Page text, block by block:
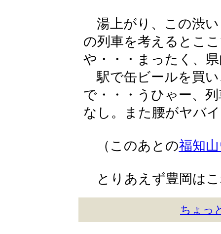
湯上がり、この渋
の列車を考えるとこ
や・・・まったく、
駅で缶ビールを買
で・・・うひゃー、
なし。また腰がヤバ
（このあとの福知
とりあえず豊岡は
ちょっ